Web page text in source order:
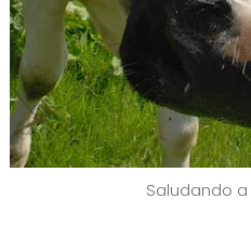
Saludando